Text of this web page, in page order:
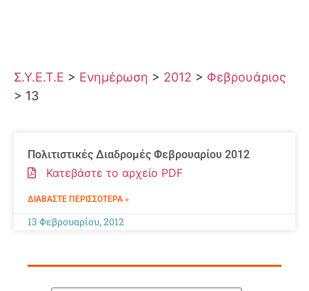
Σ.Υ.Ε.Τ.Ε > Ενημέρωση > 2012 > Φεβρουάριος
> 13
Πολιτιστικές Διαδρομές Φεβρουαρίου 2012
Κατεβάστε το αρχείο PDF
ΔΙΑΒΆΣΤΕ ΠΕΡΙΣΣΌΤΕΡΑ »
13 Φεβρουαρίου, 2012